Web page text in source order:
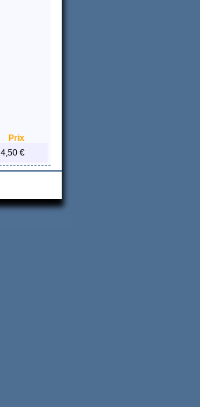
Prix
4,50 €